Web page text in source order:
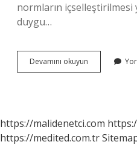
normların içselleştirilmesi
duygu…
Devamını okuyun
Toplumla
Topluma
Uyum
https://malidenetci.com
https://medited.com.tr